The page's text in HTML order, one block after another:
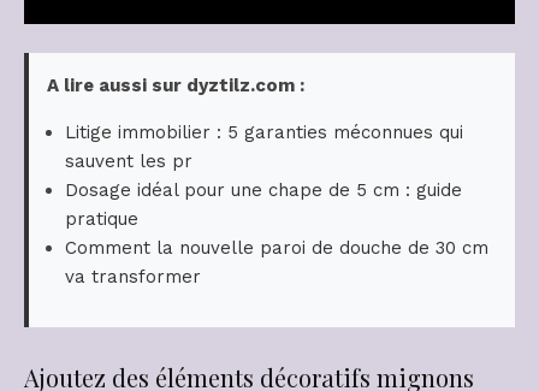
A lire aussi sur dyztilz.com :
Litige immobilier : 5 garanties méconnues qui
sauvent les pr
Dosage idéal pour une chape de 5 cm : guide
pratique
Comment la nouvelle paroi de douche de 30 cm
va transformer
Ajoutez des éléments décoratifs mignons